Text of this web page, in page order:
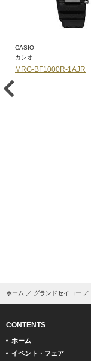
CASIO
カシオ
MRG-BF1000R-1AJR
ホーム グランドセイコー
CONTENTS
ホーム
イベント・フェア